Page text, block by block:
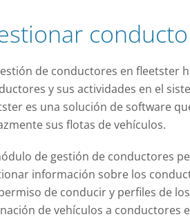
de conductores en fleetster
y sus actividades en el
es una solución de software
sus flotas de vehículos.
de gestión de conductores
información sobre los
de conducir y perfiles de
de vehículos a conductores